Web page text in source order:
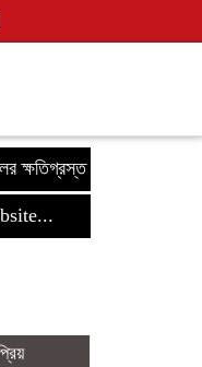
কৃষকদের সহায়তা